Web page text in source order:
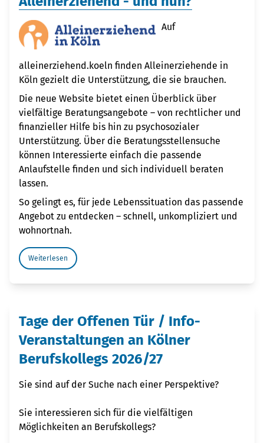
Auf
alleinerziehend.koeln finden Alleinerziehende in
Köln gezielt die Unterstützung, die sie brauchen.
Die neue Website bietet einen Überblick über
vielfältige Beratungsangebote – von rechtlicher und
finanzieller Hilfe bis hin zu psychosozialer
Unterstützung. Über die Beratungsstellensuche
können Interessierte einfach die passende
Anlaufstelle finden und sich individuell beraten
lassen.
So gelingt es, für jede Lebenssituation das passende
Angebot zu entdecken – schnell, unkompliziert und
wohnortnah.
Weiterlesen
Tage der Offenen Tür / Info-
Veranstaltungen an Kölner
Berufskollegs 2026/27
Sie sind auf der Suche nach einer Perspektive?
Sie interessieren sich für die vielfältigen
Möglichkeiten an Berufskollegs?